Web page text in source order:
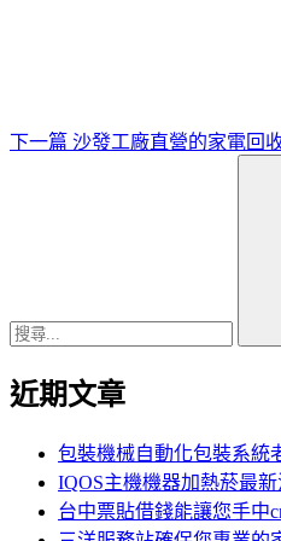
下一篇 沙發工廠直營的家電回
近期文章
包裝機械自動化包裝系統
IQOS主機機器加熱菸最
台中票貼借錢能讓您手中